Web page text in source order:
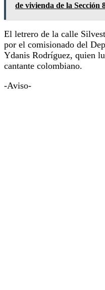
de vivienda de la Sección
El letrero de la calle
por el comisionado del
Ydanis Rodríguez, quien
cantante colombiano.
-Aviso-